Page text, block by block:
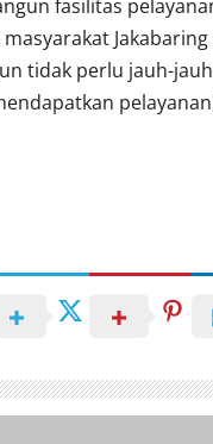
fasilitas
tidak perlu jauh-